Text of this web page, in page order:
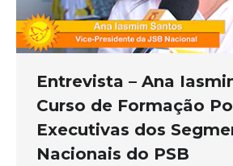
Entrevista – Ana
Curso de Formação
Executivas dos
Nacionais do PSB